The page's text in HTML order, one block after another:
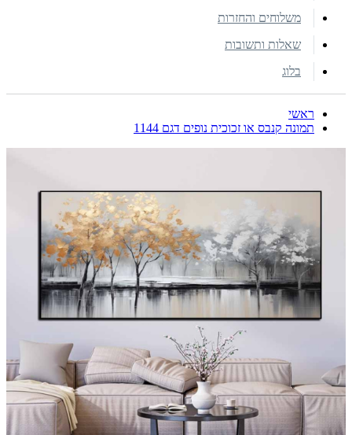
משלוחים והחזרות
שאלות ותשובות
בלוג
ראשי
תמונה קנבס או זכוכית נופים דגם 1144